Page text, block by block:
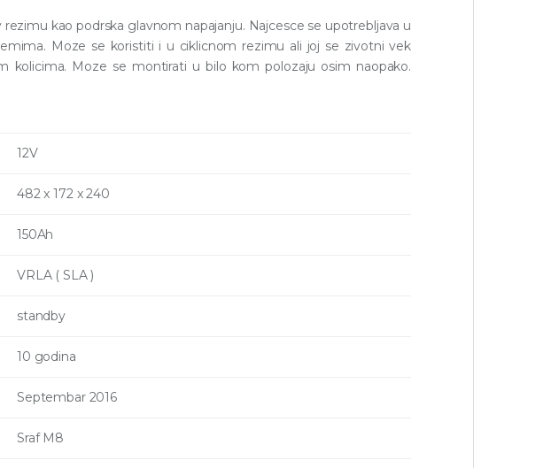
kao podrska glavnom napajanju. Najcesce se upotrebljava u
Moze se koristiti i u ciklicnom rezimu ali joj se zivotni vek
kolicima. Moze se montirati u bilo kom polozaju osim naopako.
12V
482 x 172 x 240
150Ah
VRLA ( SLA )
standby
10 godina
Septembar 2016
Sraf M8